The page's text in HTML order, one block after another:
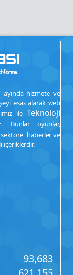
ayında hizmete ve
esas alarak web
ile Teknoloji
Bunlar oyunlar,
sektörel haberler ve
içeriklerdir.
93,683
621,155